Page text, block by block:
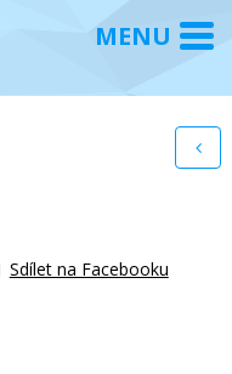
Sdílet na Facebooku